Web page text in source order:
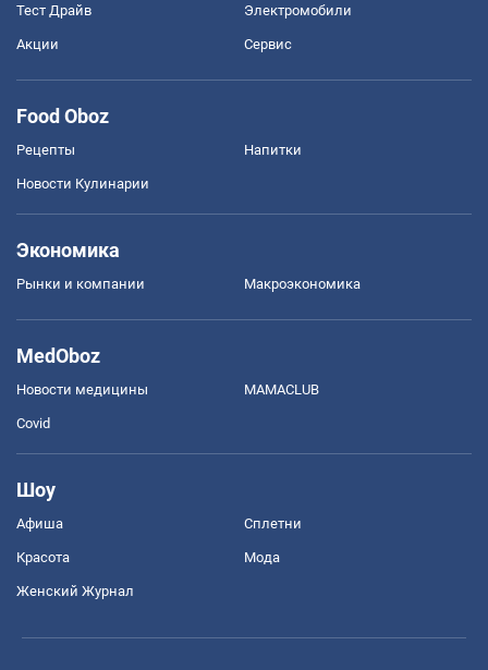
Тест Драйв Электромобили
Акции Сервис
Food Oboz
Рецепты Напитки
Новости Кулинарии
Экономика
Рынки и компании Mакроэкономика
MedOboz
Новости медицины MAMACLUB
Covid
Шоу
Афиша Сплетни
Красота Мода
Женский Журнал